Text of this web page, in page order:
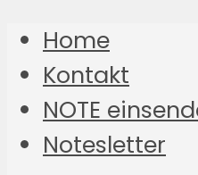
Home
Kontakt
NOTE
Notesletter